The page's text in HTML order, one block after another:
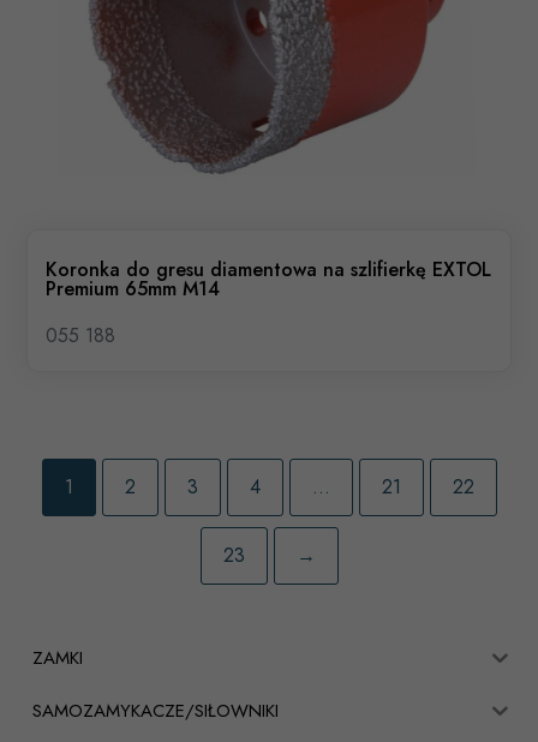
Koronka do gresu diamentowa na szlifierkę EXTOL
Premium 65mm M14
055 188
1 2 3 4 … 21 22
23 →
ZAMKI
SAMOZAMYKACZE/SIŁOWNIKI